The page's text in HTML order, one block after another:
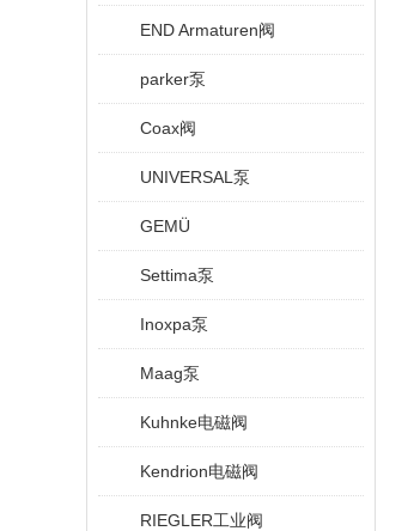
END Armaturen阀
parker泵
Coax阀
UNIVERSAL泵
GEMÜ
Settima泵
Inoxpa泵
Maag泵
Kuhnke电磁阀
Kendrion电磁阀
RIEGLER工业阀